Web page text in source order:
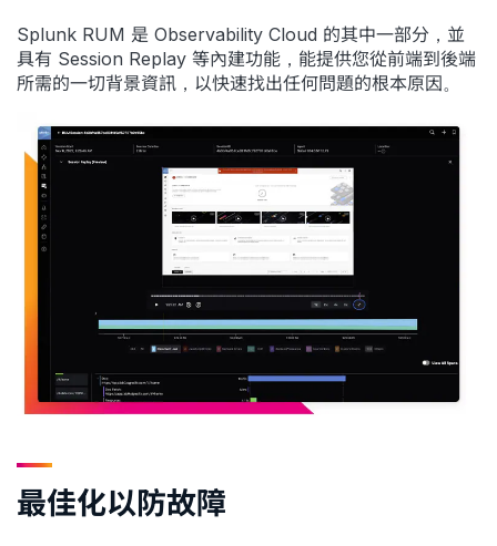
Splunk RUM 是 Observability Cloud 的其中一部分，並
具有 Session Replay 等內建功能，能提供您從前端到後端
所需的一切背景資訊，以快速找出任何問題的根本原因。
最佳化以防故障